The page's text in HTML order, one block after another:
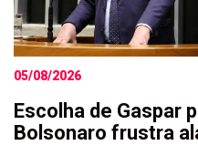
05/08/2026
Escolha de Gaspar
Bolsonaro frustra